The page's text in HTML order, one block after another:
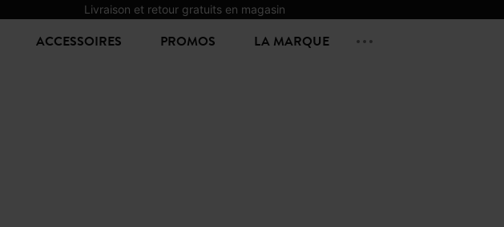
Livraison et retour gratuits en magasin
ACCESSOIRES PROMOS LA MARQUE